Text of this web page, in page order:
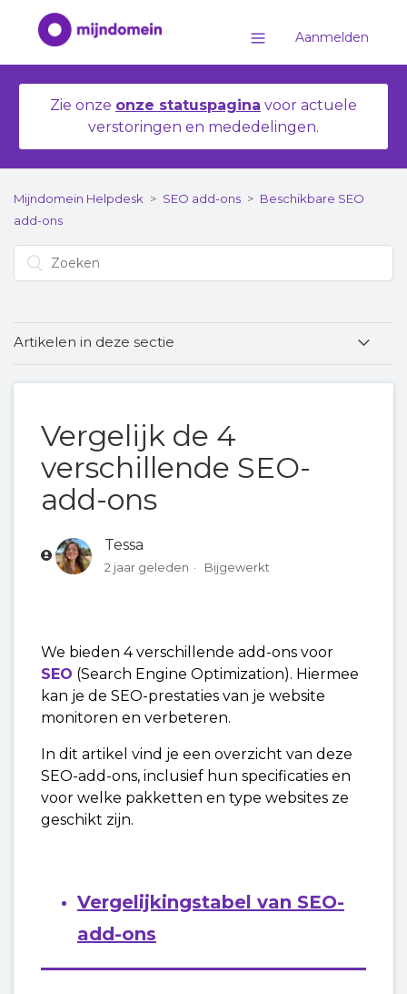
Aanmelden
Zie onze onze statuspagina voor actuele
verstoringen en mededelingen.
Mijndomein Helpdesk SEO add-ons
Beschikbare SEO
add-ons
Artikelen in deze sectie
SEO Start
SEO Go
SEO voor WordPress
Vergelijk de 4
verschillende SEO-
add-ons
Tessa
2 jaar geleden Bijgewerkt
We bieden 4 verschillende add-ons voor
SEO (Search Engine Optimization). Hiermee
kan je de SEO-prestaties van je website
monitoren en verbeteren.
In dit artikel vind je een overzicht van deze
SEO-add-ons, inclusief hun specificaties en
voor welke pakketten en type websites ze
geschikt zijn.
Vergelijkingstabel van SEO-
add-ons